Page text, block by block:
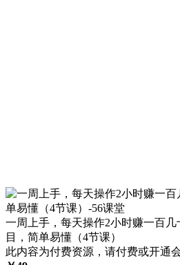
一周上手，每天操作2小时赚一百几
目，简单易懂（4节课）
此内容为付费资源，请付费或开通